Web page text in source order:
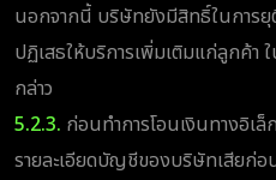
นอกจากนี้ บริษัทยังมีสิทธิ์ในการยุ
ปฏิเสธให้บริการเพิ่มเติมแก่ลูกค้า
กล่าว
5.2.3. ก่อนทำการโอนเงินทางอิเ
รายละเอียดบัญชีของบริษัทเสียก่อ